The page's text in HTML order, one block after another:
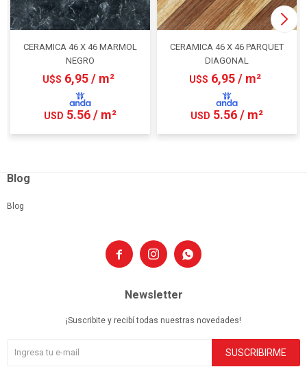
CERAMICA 46 X 46 MARMOL
NEGRO
U$S 6,95 / m²
USD 5.56 / m²
CERAMICA 46 X 46 PARQUET
DIAGONAL
U$S 6,95 / m²
USD 5.56 / m²
  
Blog
Blog
Newsletter
¡Suscribite y recibí todas nuestras novedades!
SUSCRIBIRME